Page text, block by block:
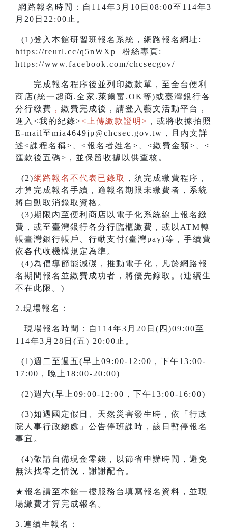
網路報名時間：自114年3月10日08:00至114年3
月20日22:00止。
(1)登入本館研習班報名系統，網路報名網址:
https://reurl.cc/q5nWXp 粉絲專頁:
https://www.facebook.com/chcsecgov/
完成報名程序後並列印繳款單，至全台便利
商店(統一超商.全家.萊爾富.OK等)或臺灣銀行各
分行繳費 ， 繳費完成後，請登入藝文活動平台，
進入<我的紀錄><上傳繳款證明> ，或將收據拍照
E-mail至mia4649jp@chcsec.gov.tw，且內文詳
述<課程名稱>、<報名者姓名>、<繳費金額>、<
匯款後五碼>，並保留收據以供查核。
(2)網路報名不代表已錄取
，須完成繳費程序，
才算完成報名手續，逾報名期限未繳費者，系統
將自動取消錄取資格。
(3)期限內至便利商店以電子化系統線上報名繳
費，或至臺灣銀行各分行臨櫃繳費，或以ATM轉
帳臺灣銀行帳戶、行動支付(臺灣pay)等，手續費
依各代收機構規定為準。
(4)為倡導節能減碳，推動電子化，凡於網路報
名期間報名並繳費成功者，將優先錄取。(連續生
不在此限。)
2.現場報名：
現場報名時間：自114年3月20日(四)09:00至
114年3月28日(五) 20:00止。
(1)週二至週五(早上09:00-12:00，下午13:00-
17:00，晚上18:00-20:00)
(2)週六(早上09:00-12:00，下午13:00-16:00)
(3)如遇國定假日、天然災害發生時，依「行政
院人事行政總處」公告停班課時，該日暫停報名
事宜。
(4)敬請自備現金零錢，以節省申辦時間，避免
無法找零之情況，謝謝配合。
★報名請至本館一樓服務台填寫報名資料，並現
場繳費才算完成報名。
3.連續生報名：